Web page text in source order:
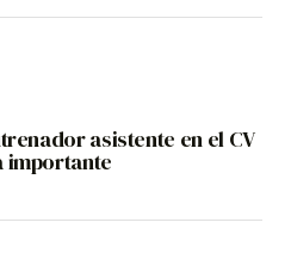
asistente en el CV
importante